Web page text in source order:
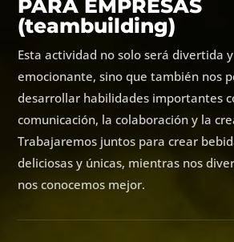
PARA EMPRESAS
(teambuilding)
Esta actividad no solo será divertida y
emocionante, sino que también nos
desarrollar habilidades importantes
comunicación, la colaboración y la
Trabajaremos juntos para crear
deliciosas y únicas, mientras nos
nos conocemos mejor.